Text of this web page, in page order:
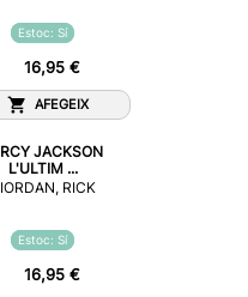
Estoc: Sí
16,95 €
AFEGEIX
JACKSON
L'ULTIM ...
RICK
Estoc: Sí
16,95 €